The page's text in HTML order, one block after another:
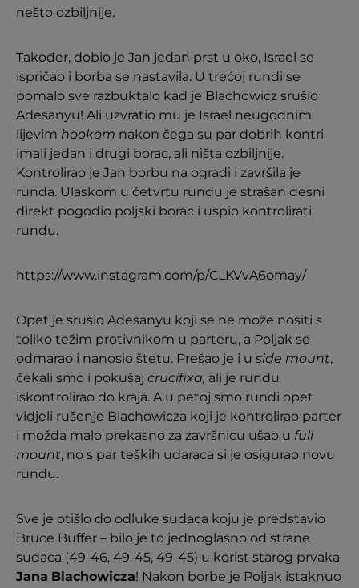
nešto ozbiljnije.
Također, dobio je Jan jedan prst u oko, Israel se
ispričao i borba se nastavila. U trećoj rundi se
pomalo sve razbuktalo kad je Blachowicz srušio
Adesanyu! Ali uzvratio mu je Israel neugodnim
lijevim hookom nakon čega su par dobrih kontri
imali jedan i drugi borac, ali ništa ozbiljnije.
Kontrolirao je Jan borbu na ogradi i završila je
runda. Ulaskom u četvrtu rundu je strašan desni
direkt pogodio poljski borac i uspio kontrolirati
rundu.
https://www.instagram.com/p/CLKVvA6omay/
Opet je srušio Adesanyu koji se ne može nositi s
toliko težim protivnikom u parteru, a Poljak se
odmarao i nanosio štetu. Prešao je i u side mount,
čekali smo i pokušaj crucifixa, ali je rundu
iskontrolirao do kraja. A u petoj smo rundi opet
vidjeli rušenje Blachowicza koji je kontrolirao parter
i možda malo prekasno za završnicu ušao u full
mount, no s par teških udaraca si je osigurao novu
rundu.
Sve je otišlo do odluke sudaca koju je predstavio
Bruce Buffer – bilo je to jednoglasno od strane
sudaca (49-46, 49-45, 49-45) u korist starog prvaka
Jana Blachowicza! Nakon borbe je Poljak istaknuo